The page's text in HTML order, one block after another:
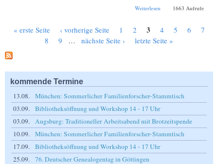
Weiterlesen über Hybrid-Vortrag:
Geschichte der
Bezirksgruppe
1663 Aufrufe
« erste Seite ‹ vorherige Seite 1 2 3 4 5 6
7
8
9 … nächste Seite › letzte Seite »
kommende Termine
13.08.
München: Sommerlicher Familienforscher-Stammtisch
03.09.
Bibliotheksöffnung und Workshop 14 - 17 Uhr
03.09.
Augsburg: Traditioneller Arbeitsabend mit Brotzeitspende
10.09.
München: Sommerlicher Familienforscher-Stammtisch
17.09.
Bibliotheksöffnung und Workshop 14 - 17 Uhr
25.09.
76. Deutscher Genealogentag in Göttingen